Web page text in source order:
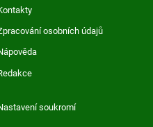
osobních údajů
soukromí